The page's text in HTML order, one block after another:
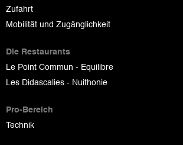
Zufahrt
Mobilität und Zugänglichkeit
Die Restaurants
Le Point Commun - Equilibre
Les Didascalies - Nuithonie
Pro-Bereich
Technik